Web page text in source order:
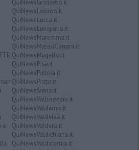
e
QuiNewsGrosseto.it
QuiNewsLivorno.it
QuiNewsLucca.it
QuiNewsLunigiana.it
QuiNewsMaremma.it
QuiNewsMassaCarrara.it
QuiNewsMugello.it
QuiNewsPisa.it
QuiNewsPistoia.it
QuiNewsPrato.it
QuiNewsSiena.it
QuiNewsValbisenzio.it
QuiNewsValdarno.it
QuiNewsValdelsa.it
QuiNewsValdera.it
QuiNewsValdichiana.it
QuiNewsValdicornia.it